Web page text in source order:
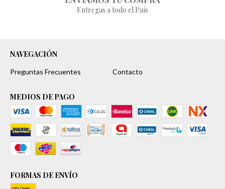
Entregas a todo el País
NAVEGACIÓN
Preguntas Frecuentes Contacto
MEDIOS DE PAGO
FORMAS DE ENVÍO